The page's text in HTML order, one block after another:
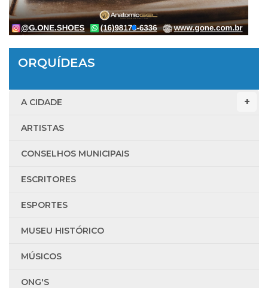
ORQUÍDEAS
A CIDADE
ARTISTAS
CONSELHOS MUNICIPAIS
ESCRITORES
ESPORTES
MUSEU HISTÓRICO
MÚSICOS
ONG'S